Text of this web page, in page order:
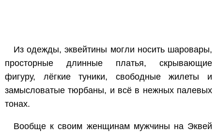
Из одежды, эквейтины могли носить шаровары,
просторные длинные платья, скрывающие
фигуру, лёгкие туники, свободные жилеты и
замысловатые тюрбаны, и всё в нежных палевых
тонах.
Вообще к своим женщинам мужчины на Эквей